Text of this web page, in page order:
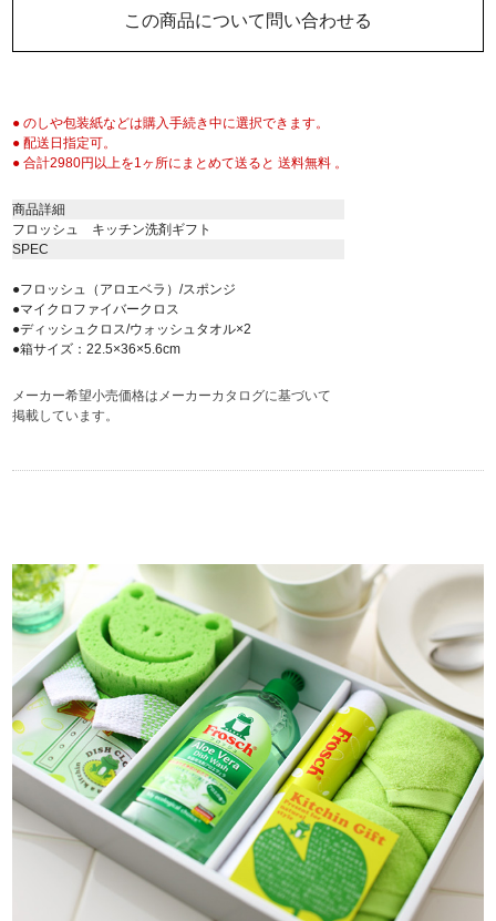
この商品について問い合わせる
● のしや包装紙などは購入手続き中に選択できます。
● 配送日指定可。
● 合計2980円以上を1ヶ所にまとめて送ると 送料無料 。
商品詳細
フロッシュ キッチン洗剤ギフト
SPEC
●フロッシュ（アロエベラ）/スポンジ
●マイクロファイバークロス
●ディッシュクロス/ウォッシュタオル×2
●箱サイズ：22.5×36×5.6cm
メーカー希望小売価格はメーカーカタログに基づいて
掲載しています。